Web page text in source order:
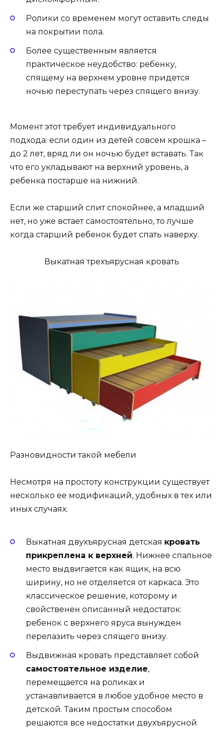
Ролики со временем могут оставить следы
на покрытии пола.
Более существенным является
практическое неудобство: ребенку,
спящему на верхнем уровне придется
ночью переступать через спящего внизу.
Момент этот требует индивидуального
подхода: если один из детей совсем крошка –
до 2 лет, вряд ли он ночью будет вставать. Так
что его укладывают на верхний уровень, а
ребенка постарше на нижний.
Если же старший спит спокойнее, а младший
нет, но уже встает самостоятельно, то лучше
когда старший ребенок будет спать наверху.
Выкатная трехъярусная кровать
Разновидности такой мебели
Несмотря на простоту конструкции существует
несколько ее модификаций, удобных в тех или
иных случаях.
Выкатная двухъярусная детская кровать
прикреплена к верхней. Нижнее спальное
место выдвигается как ящик, на всю
ширину, но не отделяется от каркаса. Это
классическое решение, которому и
свойственен описанный недостаток:
ребенок с верхнего яруса вынужден
перелазить через спящего внизу.
Выдвижная кровать представляет собой
самостоятельное изделие,
перемещается на роликах и
устанавливается в любое удобное место в
детской. Таким простым способом
решаются все недостатки двухъярусной